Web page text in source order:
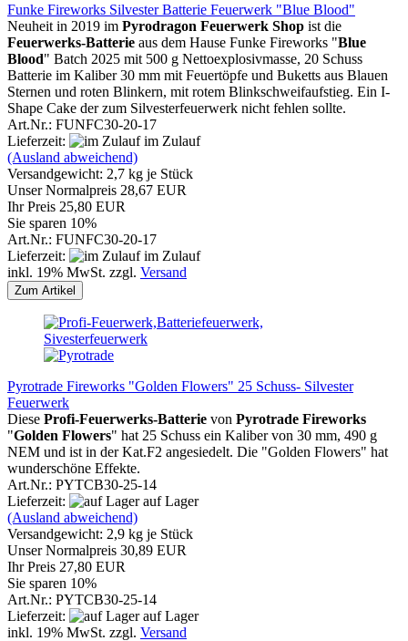
Funke Fireworks Silvester Batterie Feuerwerk "Blue Blood"
Neuheit in 2019 im Pyrodragon Feuerwerk Shop ist die
Feuerwerks-Batterie aus dem Hause Funke Fireworks "Blue
Blood" Batch 2025 mit 500 g Nettoexplosivmasse, 20 Schuss
Batterie im Kaliber 30 mm mit Feuertöpfe und Buketts aus Blauen
Sternen und roten Blinkern, mit rotem Blinkschweifaufstieg. Ein I-
Shape Cake der zum Silvesterfeuerwerk nicht fehlen sollte.
Art.Nr.: FUNFC30-20-17
Lieferzeit:
im Zulauf
(Ausland abweichend)
Versandgewicht: 2,7 kg je Stück
Unser Normalpreis 28,67 EUR
Ihr Preis 25,80 EUR
Sie sparen 10%
Art.Nr.: FUNFC30-20-17
Lieferzeit:
im Zulauf
inkl. 19% MwSt. zzgl. Versand
Zum Artikel
Pyrotrade Fireworks "Golden Flowers" 25 Schuss- Silvester
Feuerwerk
Diese Profi-Feuerwerks-Batterie von Pyrotrade Fireworks
"Golden Flowers" hat 25 Schuss ein Kaliber von 30 mm, 490 g
NEM und ist in der Kat.F2 angesiedelt. Die "Golden Flowers" hat
wunderschöne Effekte.
Art.Nr.: PYTCB30-25-14
Lieferzeit:
auf Lager
(Ausland abweichend)
Versandgewicht: 2,9 kg je Stück
Unser Normalpreis 30,89 EUR
Ihr Preis 27,80 EUR
Sie sparen 10%
Art.Nr.: PYTCB30-25-14
Lieferzeit:
auf Lager
inkl. 19% MwSt. zzgl. Versand